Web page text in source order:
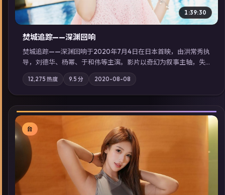
1:39:30
焚城追踪——深渊回响
焚城追踪——深渊回响于2020年7月4日在日本首映，由洪常秀执
导，刘德华、杨幂、于和伟等主演。影片以奇幻为叙事主轴，失
踪人口档案牵出跨国灰色产业链；摄影与配乐强化地域气质；站
内亦可通过「国产免费观看高清电视剧在线看」延展检索同类型
高分佳作，畅享高清在线追剧体验。
12,275 热度 9.5 分 2020-08-08
▶
台